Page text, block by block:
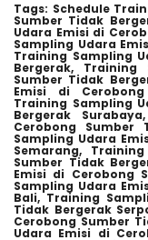
Tags: Schedule
Sumber Tidak
Udara Emisi di
Sampling Udara
Training Sampling
Bergerak, Training
Sumber Tidak
Emisi di
Training Sampling
Bergerak Surabaya,
Cerobong Sumber
Sampling Udara
Semarang,
Sumber Tidak
Emisi di Cerobong
Sampling Udara
Bali, Training
Tidak Bergerak
Cerobong Sumber
Udara Emisi di